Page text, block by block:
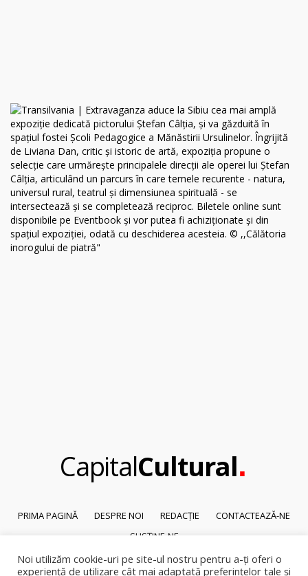
CapitalCultural.
PRIMA PAGINĂ DESPRE NOI REDACȚIE
CONTACTEAZĂ-NE
SUSȚINE-NE
© 2026Capital Cultural
Noi utilizăm cookie-uri pe site-ul nostru pentru a-ți oferi o
experiență de utilizare cât mai adaptată preferințelor tale și